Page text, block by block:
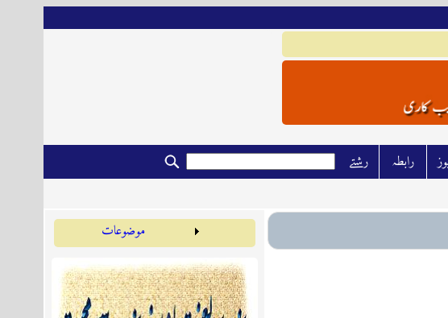
رشتے رابطہ
موضوعات